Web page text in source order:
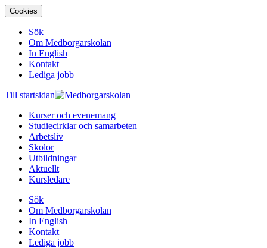
Cookies
Sök
Om Medborgarskolan
In English
Kontakt
Lediga jobb
Till startsidan
Kurser och evenemang
Studiecirklar och samarbeten
Arbetsliv
Skolor
Utbildningar
Aktuellt
Kursledare
Sök
Om Medborgarskolan
In English
Kontakt
Lediga jobb